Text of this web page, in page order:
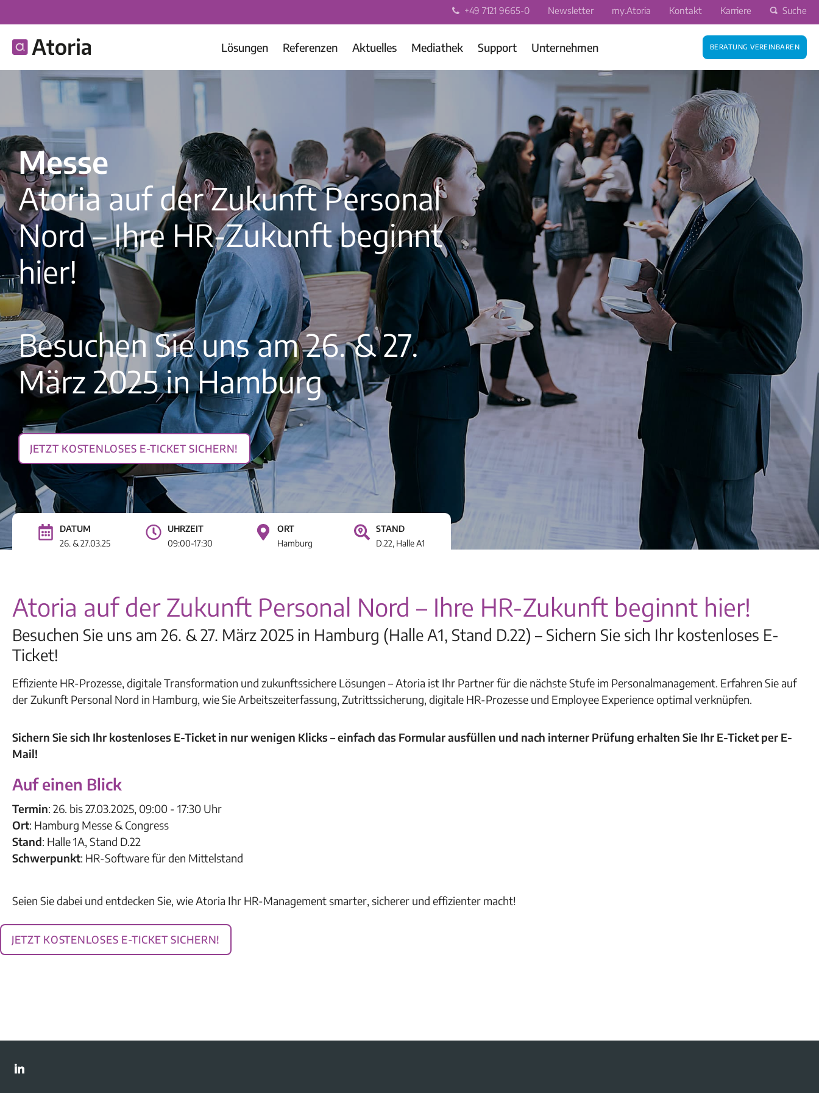
+49 7121 9665-0 Newsletter my.Atoria Kontakt Karriere Suche
Lösungen Referenzen Aktuelles Mediathek Support Unternehmen Beratung vereinbaren
Messe
Atoria auf der Zukunft Personal
Nord – Ihre HR-Zukunft beginnt
hier!
Besuchen Sie uns am 26. & 27.
März 2025 in Hamburg
Jetzt kostenloses E-Ticket sichern!
DATUM
26. & 27.03.25
UHRZEIT
09:00-17:30
ORT
Hamburg
STAND
D.22, Halle A1
Atoria auf der Zukunft Personal Nord – Ihre HR-Zukunft beginnt hier!
Besuchen Sie uns am 26. & 27. März 2025 in Hamburg (Halle A1, Stand D.22) – Sichern Sie sich Ihr kostenloses E-
Ticket!
Effiziente HR-Prozesse, digitale Transformation und zukunftssichere Lösungen – Atoria ist Ihr Partner für die nächste Stufe im Personalmanagement. Erfahren Sie auf
der Zukunft Personal Nord in Hamburg, wie Sie Arbeitszeiterfassung, Zutrittssicherung, digitale HR-Prozesse und Employee Experience optimal verknüpfen.
Sichern Sie sich Ihr kostenloses E-Ticket in nur wenigen Klicks – einfach das Formular ausfüllen und nach interner Prüfung erhalten Sie Ihr E-Ticket per E-
Mail!
Auf einen Blick
Termin: 26. bis 27.03.2025, 09:00 - 17:30 Uhr
Ort: Hamburg Messe & Congress
Stand: Halle 1A, Stand D.22
Schwerpunkt: HR-Software für den Mittelstand
Seien Sie dabei und entdecken Sie, wie Atoria Ihr HR-Management smarter, sicherer und effizienter macht!
Jetzt kostenloses E-Ticket sichern!